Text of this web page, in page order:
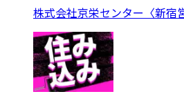
株式会社京栄センター〈新宿